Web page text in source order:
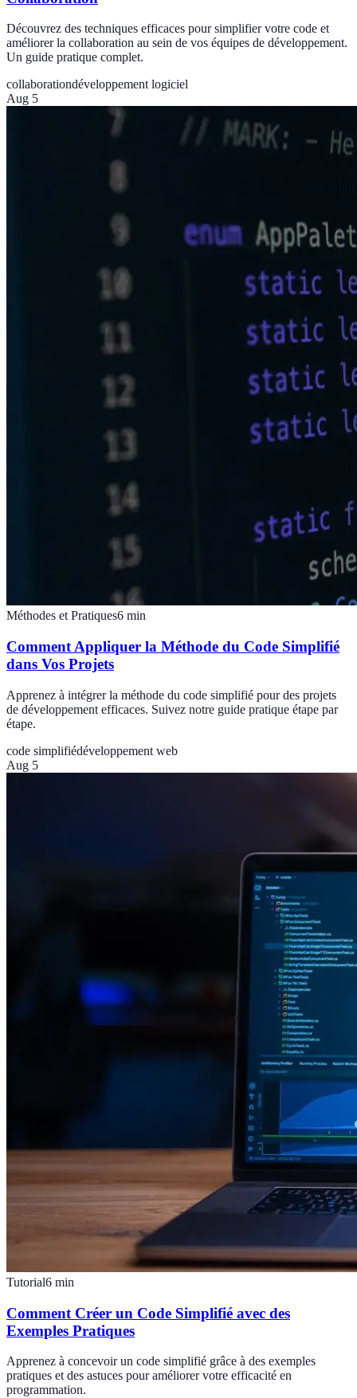
Découvrez des techniques efficaces pour simplifier votre code et
améliorer la collaboration au sein de vos équipes de développement.
Un guide pratique complet.
collaborationdéveloppement logiciel
Aug 5
Méthodes et Pratiques6 min
Comment Appliquer la Méthode du Code Simplifié
dans Vos Projets
Apprenez à intégrer la méthode du code simplifié pour des projets
de développement efficaces. Suivez notre guide pratique étape par
étape.
code simplifiédéveloppement web
Aug 5
Tutorial6 min
Comment Créer un Code Simplifié avec des
Exemples Pratiques
Apprenez à concevoir un code simplifié grâce à des exemples
pratiques et des astuces pour améliorer votre efficacité en
programmation.